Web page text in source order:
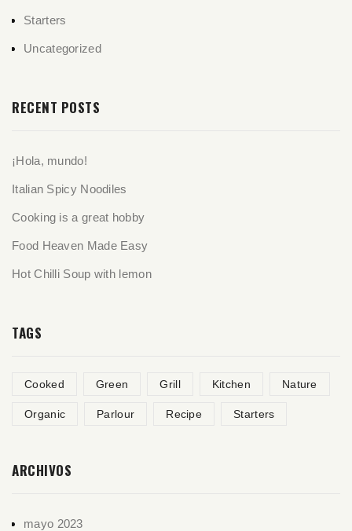
Starters
Uncategorized
RECENT POSTS
¡Hola, mundo!
Italian Spicy Noodiles
Cooking is a great hobby
Food Heaven Made Easy
Hot Chilli Soup with lemon
TAGS
Cooked Green Grill Kitchen Nature
Organic Parlour Recipe Starters
ARCHIVOS
mayo 2023